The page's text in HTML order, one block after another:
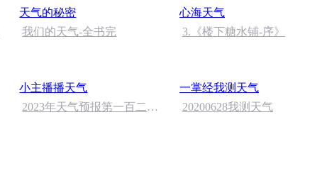
天气的秘密
我们的天气-全书完
心海天气
3.《楼下糖水铺-序》
小主播播天气
2023年天气预报第一百二十
一掌经我测天气
20200628我测天气